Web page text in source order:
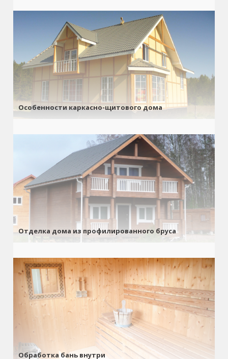
Особенности каркасно-щитового дома
Отделка дома из профилированного бруса
Обработка бань внутри